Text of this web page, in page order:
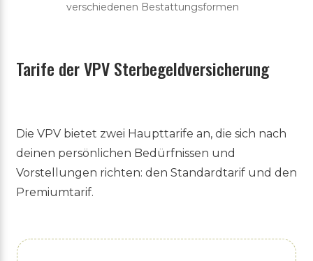
verschiedenen Bestattungsformen
Tarife der VPV Sterbegeldversicherung
Die VPV bietet zwei Haupttarife an, die sich nach
deinen persönlichen Bedürfnissen und
Vorstellungen richten: den Standardtarif und den
Premiumtarif.